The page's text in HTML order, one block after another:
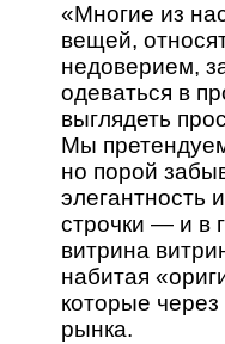
«Многие из
вещей,
недоверием,
одеваться в
выглядеть
Мы
но порой
элегантность
строчки — и в
витрина
набитая
которые
рынка.